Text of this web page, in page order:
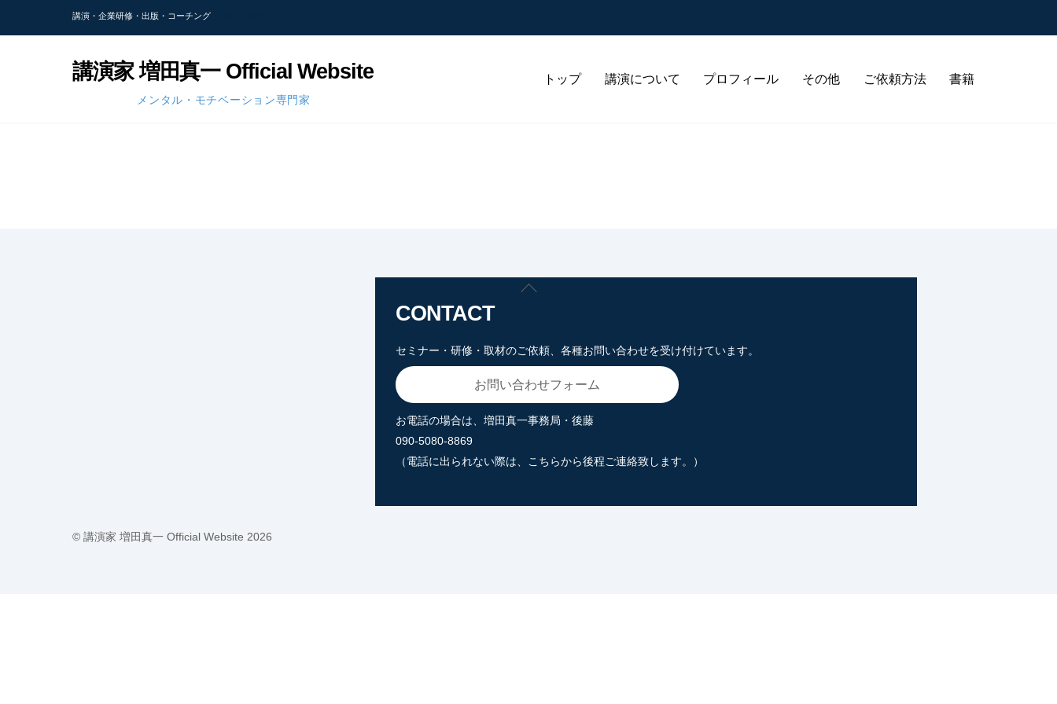
講演・企業研修・出版・コーチング
講演家 増田真一 Official Website
メンタル・モチベーション専門家
トップ 講演について プロフィール その他 ご依頼方法 書籍
Back
CONTACT
セミナー・研修・取材のご依頼、各種お問い合わせを受け付けています。
お問い合わせフォーム
お電話の場合は、増田真一事務局・後藤
090-5080-8869
（電話に出られない際は、こちらから後程ご連絡致します。）
© 講演家 増田真一 Official Website 2026